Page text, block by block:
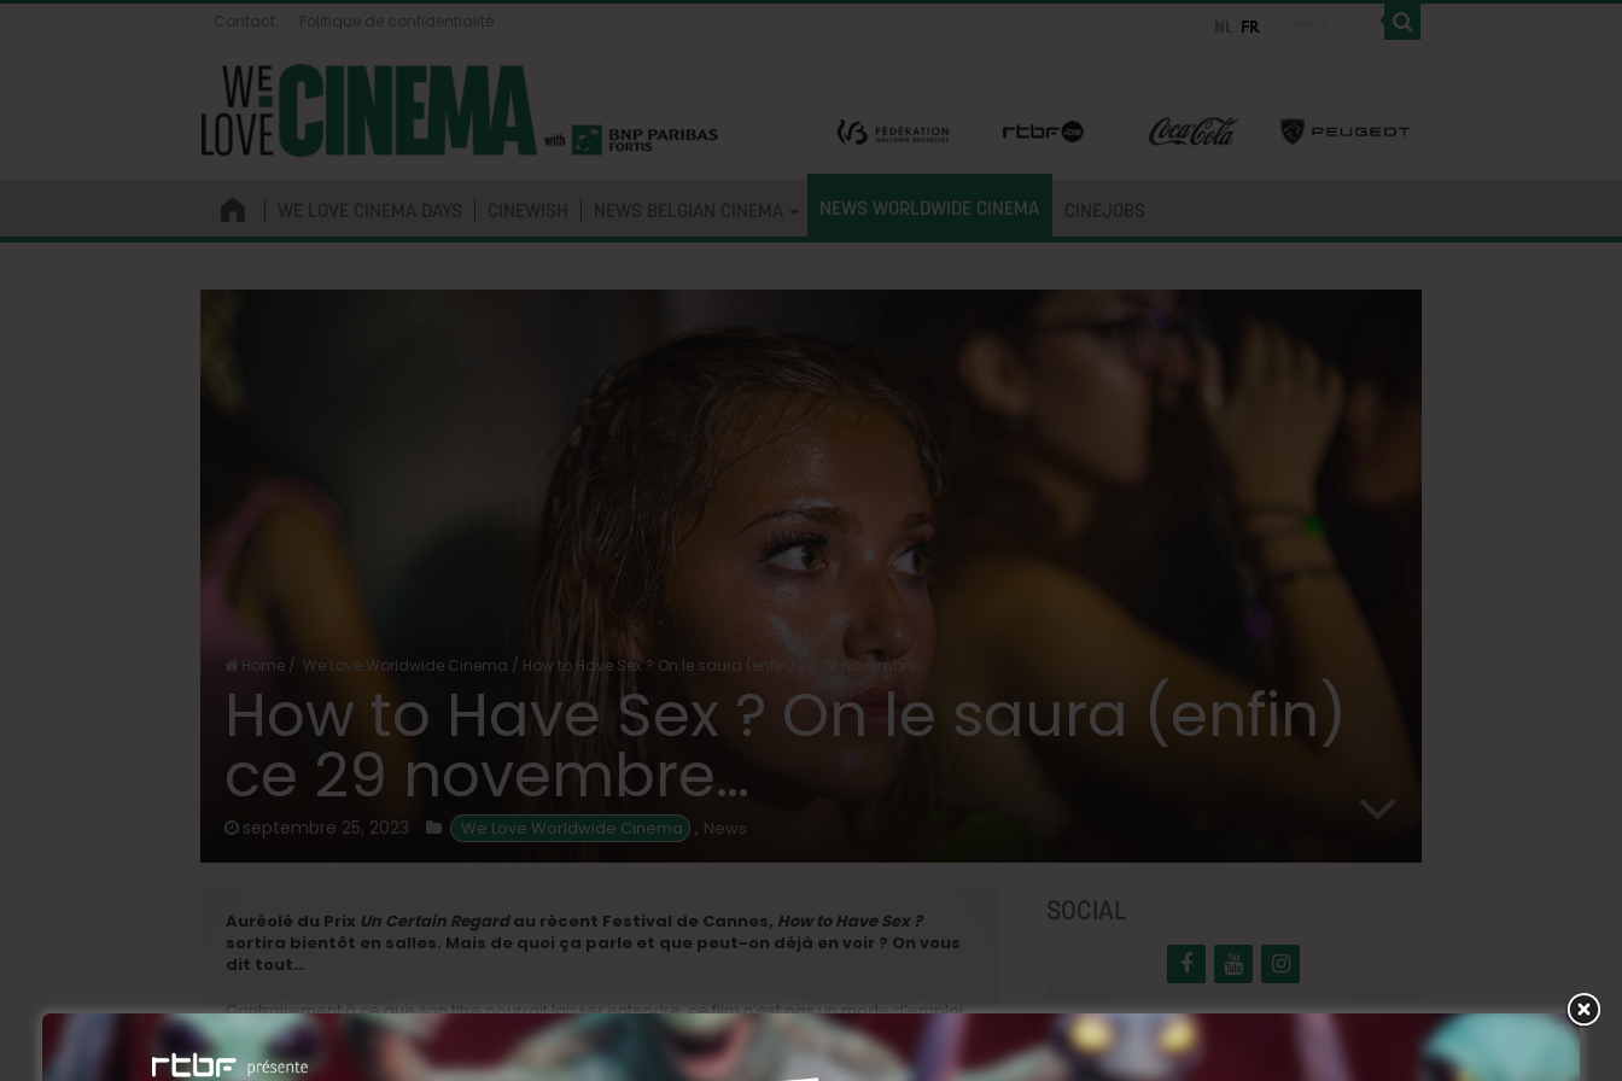
Contact Politique de confidentialité
WE LOVE CINEMA DAYS CINEWISH NEWS BELGIAN CINEMA NEWS WORLDWIDE CINEMA CINEJOBS
Home / We Love Worldwide Cinema / How to Have Sex ? On le saura (enfin) ce 29 novembre…
How to Have Sex ? On le saura (enfin)
ce 29 novembre…
septembre 25, 2023 We Love Worldwide Cinema , News
Auréolé du Prix Un Certain Regardau récent Festival de Cannes, How to Have Sex ?
sortira bientôt en salles. Mais de quoi ça parle et que peut-on déjà en voir ? On vous
dit tout…
Contrairement à ce que son titre pourrait laisser entendre, ce film n’est pas un mode d’emploi
de la bagatelle stricto sensu, mais bien un long-métrage parfaitement inscrit dans l’air du
temps façon
. On y suit Tara, Skye et Em qui, pour fêter la de leurs études, s’offrent leurs
premières vacances entre copines dans une station méditerranéenne. Le trio compte bien
SOCIAL